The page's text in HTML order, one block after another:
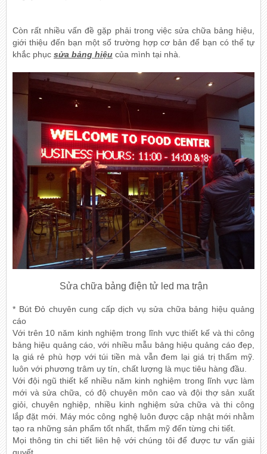
Còn rất nhiều vấn đề gặp phải trong việc sửa chữa bảng hiệu,
giới thiệu đến bạn một số trường hợp cơ bản để bạn có thể tự
khắc phục sửa bảng hiệu của mình tại nhà.
Sửa chữa bảng điện tử led ma trận
* Bút Đỏ chuyên cung cấp dịch vụ sửa chữa bảng hiệu quảng
cáo
Với trên 10 năm kinh nghiệm trong lĩnh vực thiết kế và thi công
bảng hiệu quảng cáo, với nhiều mẫu bảng hiệu quảng cáo đẹp,
lạ giá rẻ phù hợp với túi tiền mà vẫn đem lại giá trị thẩm mỹ.
luôn với phương trâm uy tín, chất lượng là mục tiêu hàng đầu.
Với đội ngũ thiết kế nhiều năm kinh nghiệm trong lĩnh vực làm
mới và sửa chữa, có độ chuyên môn cao và đội thợ sản xuất
giỏi, chuyên nghiệp, nhiều kinh nghiệm sửa chữa và thi công
lắp đặt mới. Máy móc công nghệ luôn được cập nhật mới nhằm
tạo ra những sản phẩm tốt nhất, thẩm mỹ đến từng chi tiết.
Mọi thông tin chi tiết liên hệ với chúng tôi để được tư vấn giải
quyết.